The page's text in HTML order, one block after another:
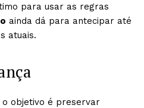
para usar as regras
ainda dá para antecipar até
atuais.
objetivo é preservar